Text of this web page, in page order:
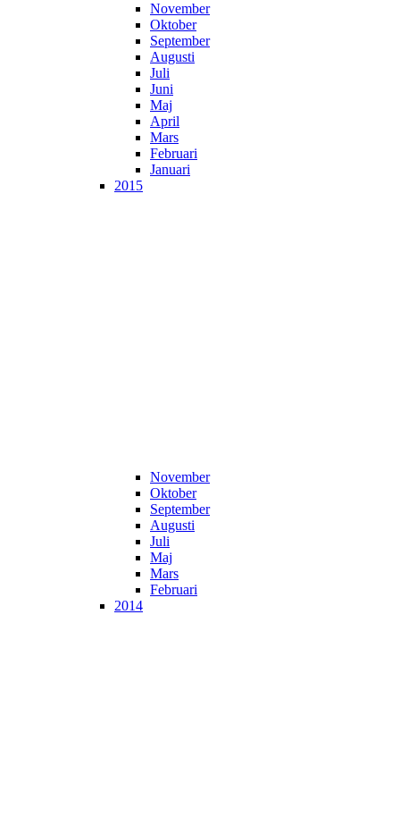
November
Oktober
September
Augusti
Juli
Juni
Maj
April
Mars
Februari
Januari
2015
November
Oktober
September
Augusti
Juli
Maj
Mars
Februari
2014